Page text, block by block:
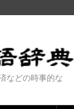
などの時事的な